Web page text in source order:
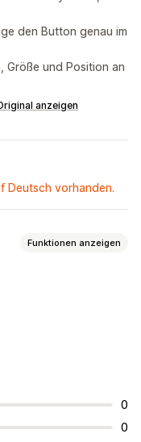
den Button genau im
Größe und Position an
anzeigen
Deutsch vorhanden.
Funktionen anzeigen
für Mobilgeräte
0
0